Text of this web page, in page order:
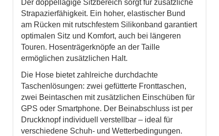
Der doppellagige Sitzbereich sorgt für zusätzliche
Strapazierfähigkeit. Ein hoher, elastischer Bund
am Rücken mit rutschfestem Silikonband garantiert
optimalen Sitz und Komfort, auch bei längeren
Touren. Hosenträgerknöpfe an der Taille
ermöglichen zusätzlichen Halt.
Die Hose bietet zahlreiche durchdachte
Taschenlösungen: zwei gefütterte Fronttaschen,
zwei Beintaschen mit zusätzlichen Einschüben für
GPS oder Smartphone. Der Beinabschluss ist per
Druckknopf individuell verstellbar – ideal für
verschiedene Schuh- und Wetterbedingungen.